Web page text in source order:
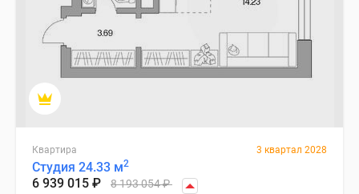
Квартира 3 квартал 2028
Студия 24.33 м2
6 939 015 ₽ 8 193 054₽